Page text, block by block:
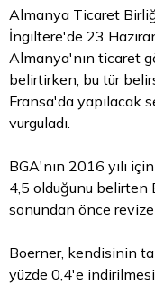
Almanya Ticaret
İngiltere'de 23
Almanya'nın ticaret
belirtirken, bu tür
Fransa'da yapılacak
vurguladı.
BGA'nın 2016 yılı
4,5 olduğunu belirten
sonundan önce
Boerner, kendisinin
yüzde 0,4'e